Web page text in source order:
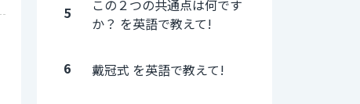
5
この２つの共通点は何です
か？ を英語で教えて!
6 戴冠式 を英語で教えて!